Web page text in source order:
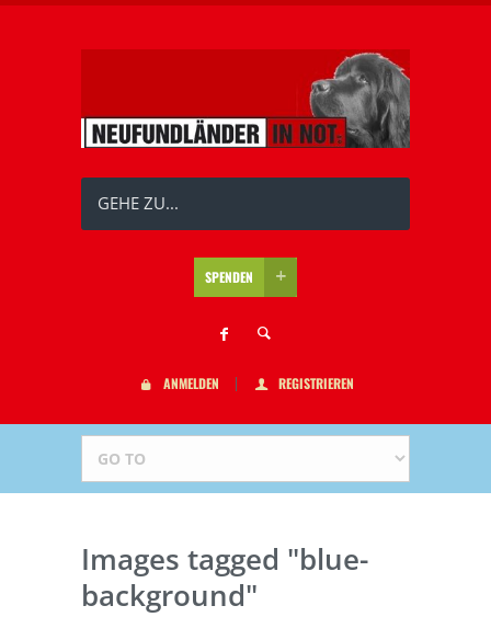
GEHE ZU...
SPENDEN
ANMELDEN REGISTRIEREN
Images tagged "blue-
background"